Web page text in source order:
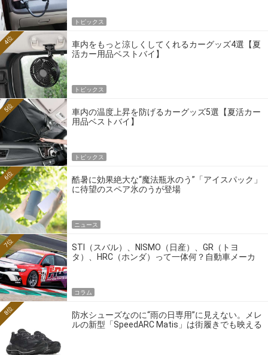
トピックス
車内をもっと涼しくしてくれるカーグッズ4選【夏
活カー用品ベストバイ】
4位
トピックス
車内の温度上昇を防げるカーグッズ5選【夏活カー
用品ベストバイ】
5位
トピックス
酷暑に効果絶大な“魔法瓶氷のう”「アイスパック」
に待望のスペア氷のうが登場
6位
ニュース
STI（スバル）、NISMO（日産）、GR（トヨ
タ）、HRC（ホンダ）って一体何？自動車メーカ
7位
コラム
防水シューズなのに“雨の日専用”に見えない。メレ
ルの新型「SpeedARC Matis」は街履きでも映える
8位